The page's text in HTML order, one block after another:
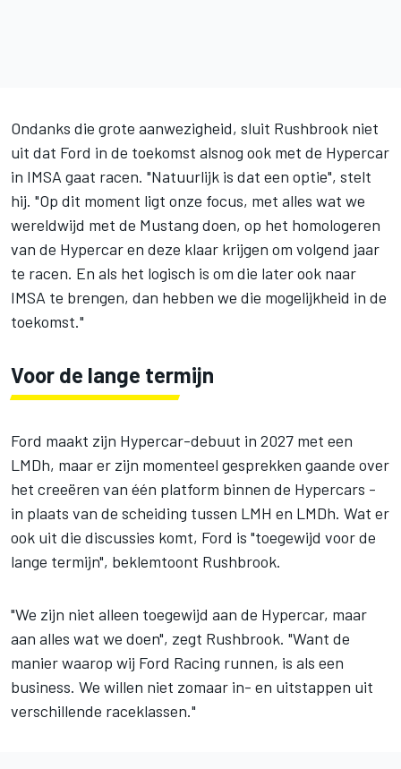
Ondanks die grote aanwezigheid, sluit Rushbrook niet
uit dat Ford in de toekomst alsnog ook met de Hypercar
in IMSA gaat racen. "Natuurlijk is dat een optie", stelt
hij. "Op dit moment ligt onze focus, met alles wat we
wereldwijd met de Mustang doen, op het homologeren
van de Hypercar en deze klaar krijgen om volgend jaar
te racen. En als het logisch is om die later ook naar
IMSA te brengen, dan hebben we die mogelijkheid in de
toekomst."
Voor de lange termijn
Ford maakt zijn Hypercar-debuut in 2027 met een
LMDh, maar er zijn momenteel gesprekken gaande over
het creeëren van één platform binnen de Hypercars -
in plaats van de scheiding tussen LMH en LMDh. Wat er
ook uit die discussies komt, Ford is "toegewijd voor de
lange termijn", beklemtoont Rushbrook.
"We zijn niet alleen toegewijd aan de Hypercar, maar
aan alles wat we doen", zegt Rushbrook. "Want de
manier waarop wij Ford Racing runnen, is als een
business. We willen niet zomaar in- en uitstappen uit
verschillende raceklassen."